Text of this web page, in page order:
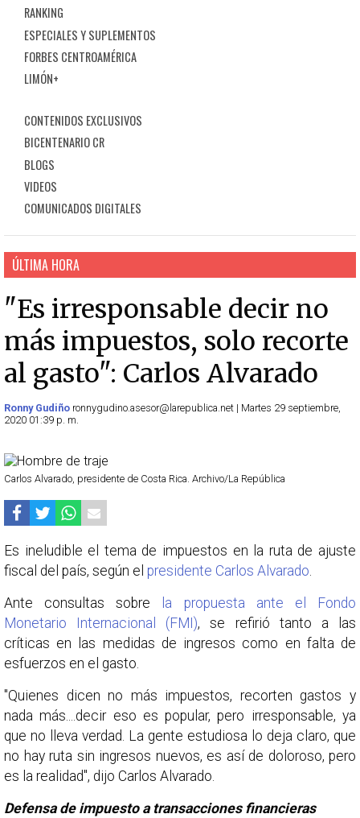
RANKING
ESPECIALES Y SUPLEMENTOS
FORBES CENTROAMÉRICA
LIMÓN+
CONTENIDOS EXCLUSIVOS
BICENTENARIO CR
BLOGS
VIDEOS
COMUNICADOS DIGITALES
ÚLTIMA HORA
"Es irresponsable decir no
más impuestos, solo recorte
al gasto": Carlos Alvarado
Ronny Gudiño ronnygudino.asesor@larepublica.net | Martes 29 septiembre,
2020 01:39 p. m.
Carlos Alvarado, presidente de Costa Rica. Archivo/La República
Es ineludible el tema de impuestos en la ruta de ajuste
fiscal del país, según el presidente Carlos Alvarado.
Ante consultas sobre
la propuesta ante el Fondo
Monetario Internacional (FMI), se refirió tanto a las
críticas en las medidas de ingresos como en falta de
esfuerzos en el gasto.
"Quienes dicen no más impuestos, recorten gastos y
nada más....decir eso es popular, pero irresponsable, ya
que no lleva verdad. La gente estudiosa lo deja claro, que
no hay ruta sin ingresos nuevos, es así de doloroso, pero
es la realidad", dijo Carlos Alvarado.
Defensa de impuesto a transacciones financieras